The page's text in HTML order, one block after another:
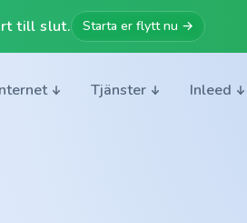
till slut. Starta er flytt nu →
Tjänster Inleed